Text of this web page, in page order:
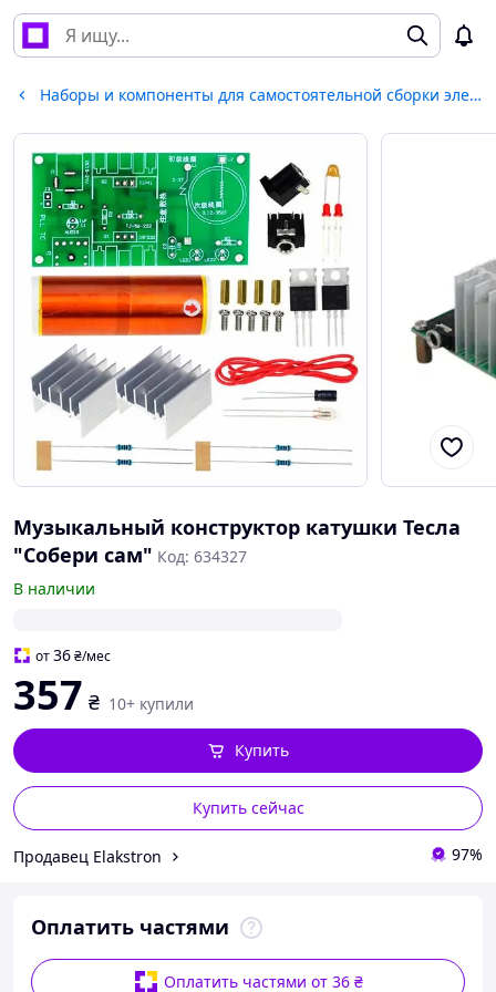
Наборы и компоненты для самостоятельной сборки электроники
Музыкальный конструктор катушки Тесла
"Собери сам" Код: 634327
В наличии
от36₴/мес
357 ₴ 10+ купили
Купить сейчас
Купить
Продавец Elakstron 97%
Оплатить частями
Оплатить частями от 36 ₴